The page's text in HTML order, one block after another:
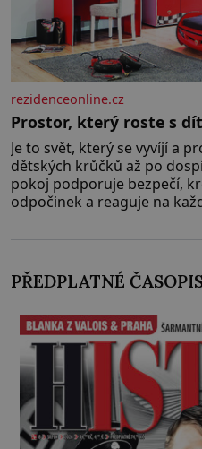
rezidenceonline.cz
Prostor, který roste s
Je to svět, který se vyvíjí a
dětských krůčků až po
pokoj podporuje bezpečí,
odpočinek a reaguje na
Předškolní věk je
PŘEDPLATNÉ